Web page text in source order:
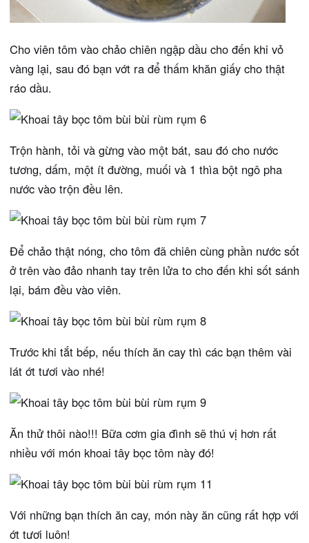
Cho viên tôm vào chảo chiên ngập dầu cho đến khi vỏ
vàng lại, sau đó bạn vớt ra để thấm khăn giấy cho thật
ráo dầu.
Trộn hành, tỏi và gừng vào một bát, sau đó cho nước
tương, dấm, một ít đường, muối và 1 thìa bột ngô pha
nước vào trộn đều lên.
Để chảo thật nóng, cho tôm đã chiên cùng phần nước sốt
ở trên vào đảo nhanh tay trên lửa to cho đến khi sốt sánh
lại, bám đều vào viên.
Trước khi tắt bếp, nếu thích ăn cay thì các bạn thêm vài
lát ớt tươi vào nhé!
Ăn thử thôi nào!!! Bữa cơm gia đình sẽ thú vị hơn rất
nhiều với món khoai tây bọc tôm này đó!
Với những bạn thích ăn cay, món này ăn cũng rất hợp với
ớt tươi luôn!